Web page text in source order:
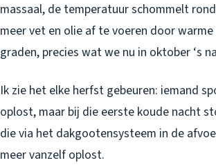
massaal, de temperatuur schommelt
meer vet en olie af te voeren door
graden, precies wat we nu in oktober ‘s
Ik zie het elke herfst gebeuren: iemand
oplost, maar bij die eerste koude nacht
die via het dakgootensysteem in de
meer vanzelf oplost.